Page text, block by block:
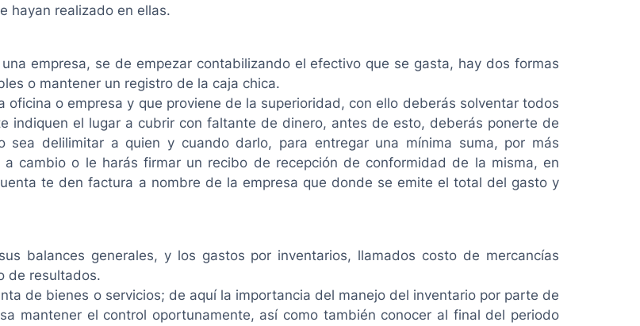
hayan realizado en ellas.
empresa, se de empezar contabilizando el efectivo que se gasta, hay dos formas
o mantener un registro de la caja chica.
oficina o empresa y que proviene de la superioridad, con ello deberás solventar todos
indiquen el lugar a cubrir con faltante de dinero, antes de esto, deberás ponerte de
sea delilimitar a quien y cuando darlo, para entregar una mínima suma, por más
cambio o le harás firmar un recibo de recepción de conformidad de la misma, en
te den factura a nombre de la empresa que donde se emite el total del gasto y
balances generales, y los gastos por inventarios, llamados costo de mercancías
de resultados.
de bienes o servicios; de aquí la importancia del manejo del inventario por parte de
mantener el control oportunamente, así como también conocer al final del periodo